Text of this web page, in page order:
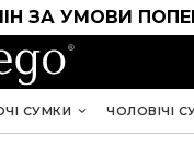
ЗА УМОВИ
СУМКИ ЧОЛОВІЧІ